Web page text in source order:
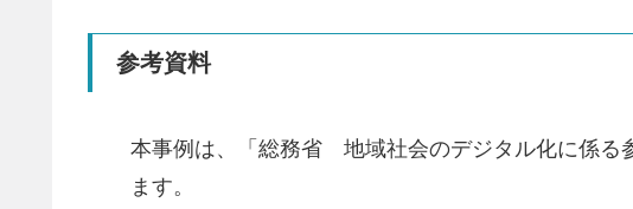
参考資料
本事例は、「総務省 地域社会のデジタル化に係る
ます。